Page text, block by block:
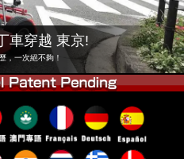
東京澀谷
東京灣
大阪
車穿越 東京!
，一次絕不夠！